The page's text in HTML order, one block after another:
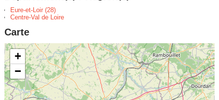
Eure-et-Loir (28)
Centre-Val de Loire
Carte
+
−